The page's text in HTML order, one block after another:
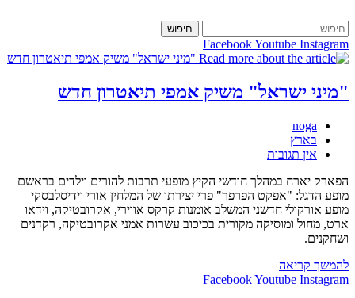
to
content
חיפוש
FacebookYoutube Instagram
"מיני ישראל" משיק אמפי תיאטרון חדש
מחבר:
noga
קטגוריה:
בארץ
תגובות:
אין תגובות
הפארק יארח במהלך חודשי הקיץ מופעי תרבות להורים וילדים בראשם
מופע הדגל: "אפקט הפרפר" פרי יצירתו של המלחין אורי וידיסלבסקי
מופע אורקולי חדשני המשלב אומנות קרקס אווירי, אקרובטיקה, וידאו
ארט, מחול ומוסיקה מקורית בכיכוב עשרות אמני אקרובטיקה, רקדנים
ושחקנים.
להמשך קריאה"מיני
ישראל"FacebookYoutube Instagram